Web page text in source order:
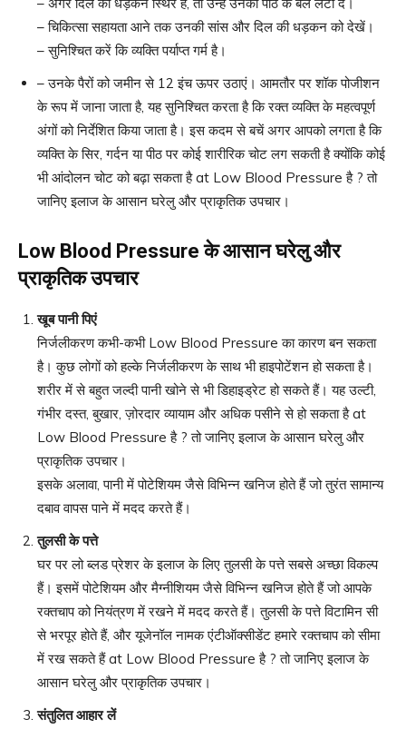
– चिकित्सा सहायता आने तक उनकी सांस और दिल की धड़कन को देखें।
– सुनिश्चित करें कि व्यक्ति पर्याप्त गर्म है।
– उनके पैरों को जमीन से 12 इंच ऊपर उठाएं। आमतौर पर शॉक पोजीशन
के रूप में जाना जाता है, यह सुनिश्चित करता है कि रक्त व्यक्ति के महत्वपूर्ण
अंगों को निर्देशित किया जाता है। इस कदम से बचें अगर आपको लगता है कि
व्यक्ति के सिर, गर्दन या पीठ पर कोई शारीरिक चोट लग सकती है क्योंकि कोई
भी आंदोलन चोट को बढ़ा सकता है at Low Blood Pressure है ? तो
जानिए इलाज के आसान घरेलु और प्राकृतिक उपचार।
Low Blood Pressureके आसान घरेलु और
प्राकृतिक उपचार
खूब पानी पिएं
निर्जलीकरण कभी-कभी Low Blood Pressure का कारण बन सकता
है। कुछ लोगों को हल्के निर्जलीकरण के साथ भी हाइपोटेंशन हो सकता है।
शरीर में से बहुत जल्दी पानी खोने से भी डिहाइड्रेट हो सकते हैं। यह उल्टी,
गंभीर दस्त, बुखार, ज़ोरदार व्यायाम और अधिक पसीने से हो सकता है at
Low Blood Pressure है ? तो जानिए इलाज के आसान घरेलु और
प्राकृतिक उपचार।
इसके अलावा, पानी में पोटेशियम जैसे विभिन्न खनिज होते हैं जो तुरंत सामान्य
दबाव वापस पाने में मदद करते हैं।
तुलसी के पत्ते
घर पर लो ब्लड प्रेशर के इलाज के लिए तुलसी के पत्ते सबसे अच्छा विकल्प
हैं। इसमें पोटेशियम और मैग्नीशियम जैसे विभिन्न खनिज होते हैं जो आपके
रक्तचाप को नियंत्रण में रखने में मदद करते हैं। तुलसी के पत्ते विटामिन सी
से भरपूर होते हैं, और यूजेनॉल नामक एंटीऑक्सीडेंट हमारे रक्तचाप को सीमा
में रख सकते हैं at Low Blood Pressure है ? तो जानिए इलाज के
आसान घरेलु और प्राकृतिक उपचार।
संतुलित आहार लें